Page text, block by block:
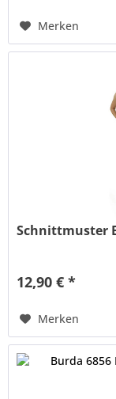
Merken
Schnittmuster
12,90 € *
Merken